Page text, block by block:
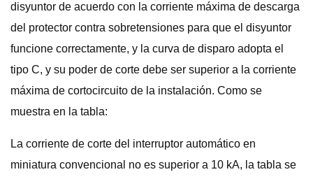
disyuntor de acuerdo con la corriente máxima de descarga
del protector contra sobretensiones para que el disyuntor
funcione correctamente, y la curva de disparo adopta el
tipo C, y su poder de corte debe ser superior a la corriente
máxima de cortocircuito de la instalación. Como se
muestra en la tabla:
La corriente de corte del interruptor automático en
miniatura convencional no es superior a 10 kA, la tabla se